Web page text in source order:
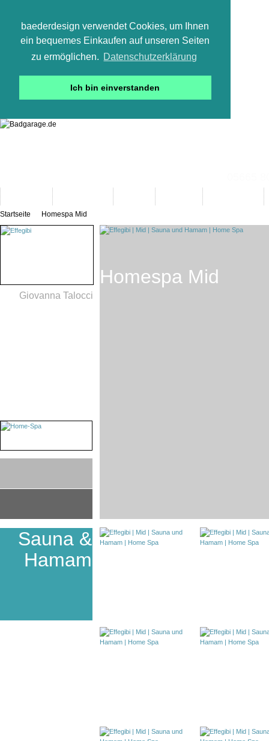
baederdesign verwendet Cookies, um Ihnen
ein bequemes Einkaufen auf unseren Seiten
zu ermöglichen. Datenschutzerklärung
Ich bin einverstanden
Startseite Homespa Mid
Giovanna Talocci
Sauna &
Hamam
Homespa Mid